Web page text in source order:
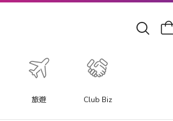
旅遊 Club Biz